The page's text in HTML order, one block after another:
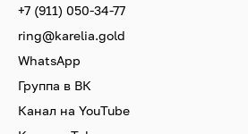
+7 (911) 050-34-77
ring@karelia.gold
WhatsApp
Группа в ВК
Канал на YouTube